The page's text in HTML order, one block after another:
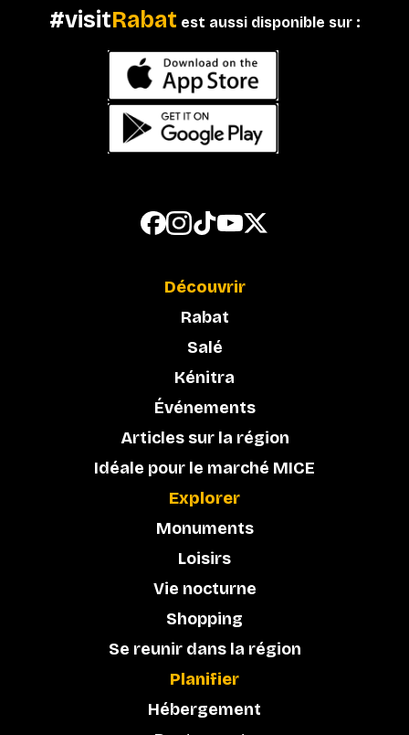
#visitRabat est aussi disponible sur :
Découvrir
Rabat
Salé
Kénitra
Événements
Articles sur la région
Idéale pour le marché MICE
Explorer
Monuments
Loisirs
Vie nocturne
Shopping
Se reunir dans la région
Planifier
Hébergement